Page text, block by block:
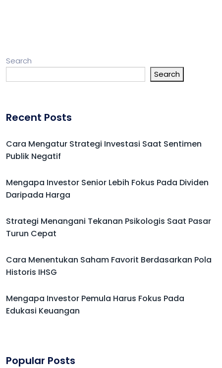
Search
Search
Recent Posts
Cara Mengatur Strategi Investasi Saat Sentimen
Publik Negatif
Mengapa Investor Senior Lebih Fokus Pada Dividen
Daripada Harga
Strategi Menangani Tekanan Psikologis Saat Pasar
Turun Cepat
Cara Menentukan Saham Favorit Berdasarkan Pola
Historis IHSG
Mengapa Investor Pemula Harus Fokus Pada
Edukasi Keuangan
Popular Posts